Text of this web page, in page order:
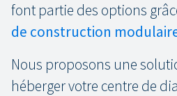
font partie des options
de construction
Nous proposons une
héberger votre centre de